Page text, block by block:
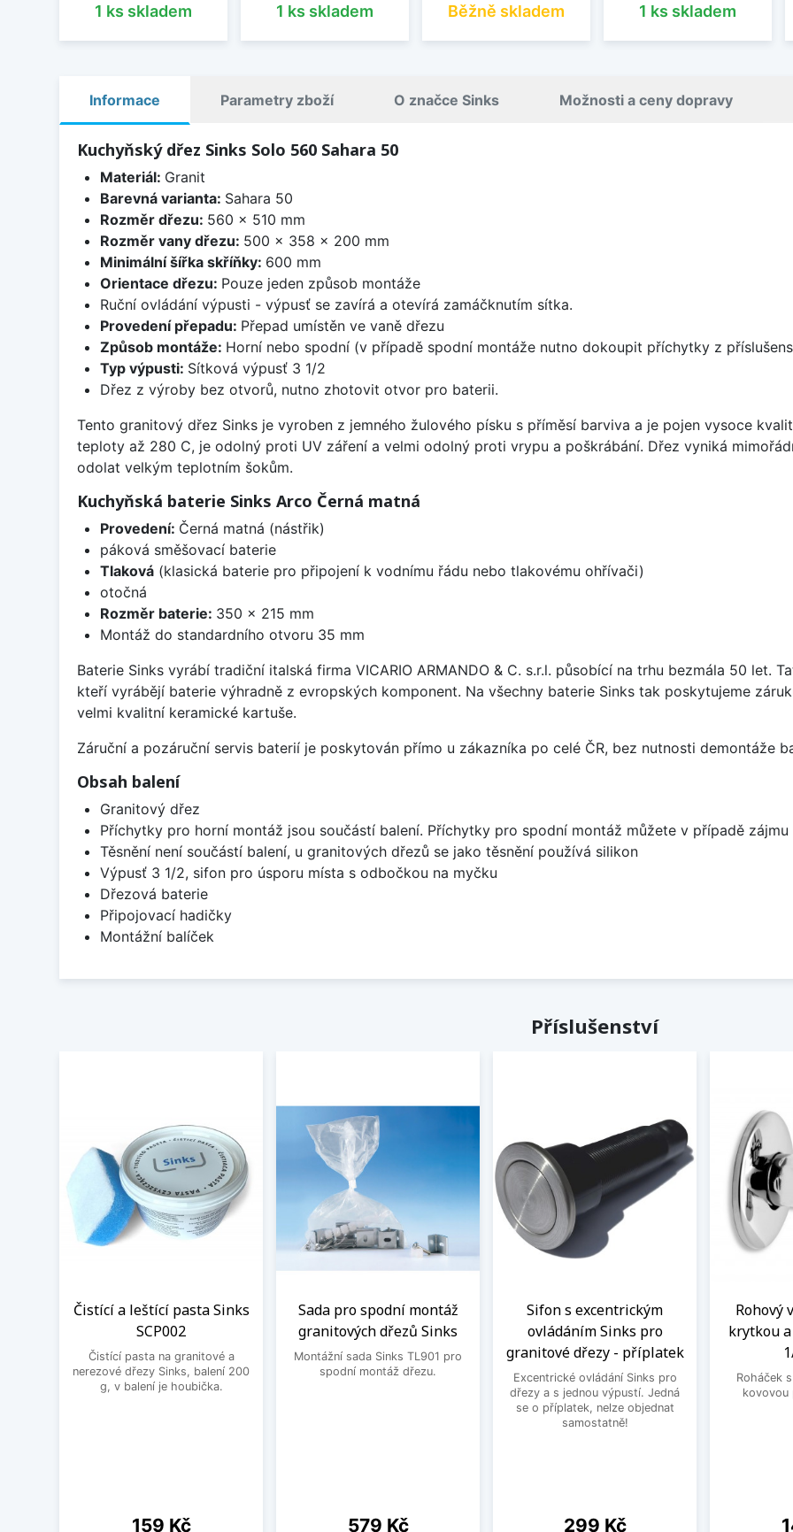
1 ks skladem 1 ks skladem Běžně skladem 1 ks skladem
Informace Parametry zboží O značce Sinks Možnosti a ceny dopravy
Kuchyňský dřez Sinks Solo 560 Sahara 50
Materiál: Granit
Barevná varianta: Sahara 50
Rozměr dřezu: 560 x 510 mm
Rozměr vany dřezu: 500 x 358 x 200 mm
Minimální šířka skříňky: 600 mm
Orientace dřezu: Pouze jeden způsob montáže
Ruční ovládání výpusti - výpusť se zavírá a otevírá zamáčknutím sítka.
Provedení přepadu: Přepad umístěn ve vaně dřezu
Způsob montáže: Horní nebo spodní (v případě spodní montáže nutno dokoupit příchytky z
Typ výpusti: Sítková výpusť 3 1/2
Dřez z výroby bez otvorů, nutno zhotovit otvor pro baterii.
Tento granitový dřez Sinks je vyroben z jemného žulového písku s příměsí barviva a je pojen vysoce
teploty až 280 C, je odolný proti UV záření a velmi odolný proti vrypu a poškrábání. Dřez vyniká
odolat velkým teplotním šokům.
Kuchyňská baterie Sinks Arco Černá matná
Provedení: Černá matná (nástřik)
páková směšovací baterie
Tlaková(klasická baterie pro připojení k vodnímu řádu nebo tlakovému ohřívači)
otočná
Rozměr baterie: 350 x 215 mm
Montáž do standardního otvoru 35 mm
Baterie Sinks vyrábí tradiční italská firma VICARIO ARMANDO & C. s.r.l. působící na trhu bezmála 50 let.
kteří vyrábějí baterie výhradně z evropských komponent. Na všechny baterie Sinks tak poskytujeme
velmi kvalitní keramické kartuše.
Záruční a pozáruční servis baterií je poskytován přímo u zákazníka po celé ČR, bez nutnosti demontáže
Obsah balení
Granitový dřez
Příchytky pro horní montáž jsou součástí balení. Příchytky pro spodní montáž můžete v případě
Těsnění není součástí balení, u granitových dřezů se jako těsnění používá silikon
Výpusť 3 1/2, sifon pro úsporu místa s odbočkou na myčku
Dřezová baterie
Připojovací hadičky
Montážní balíček
Příslušenství
Čistící a leštící pasta Sinks
SCP002
Čistící pasta na granitové a
nerezové dřezy Sinks, balení 200
g, v balení je houbička.
Cena
159 Kč
Sada pro spodní montáž
granitových dřezů Sinks
Montážní sada Sinks TL901 pro
spodní montáž dřezu.
Cena
579 Kč
Sifon s excentrickým
ovládáním Sinks pro
granitové dřezy - příplatek
Excentrické ovládání Sinks pro
dřezy a s jednou výpustí. Jedná
se o příplatek, nelze objednat
samostatně!
Cena
299 Kč
Rohový
krytkou
Roháček
kovovou